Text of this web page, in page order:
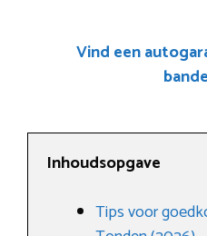
Vind een
Inhoudsopgave
Tips voor